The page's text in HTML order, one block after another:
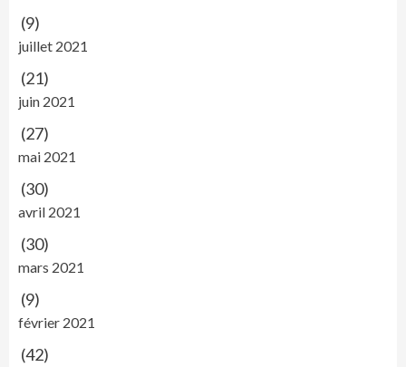
(9)
juillet 2021
(21)
juin 2021
(27)
mai 2021
(30)
avril 2021
(30)
mars 2021
(9)
février 2021
(42)